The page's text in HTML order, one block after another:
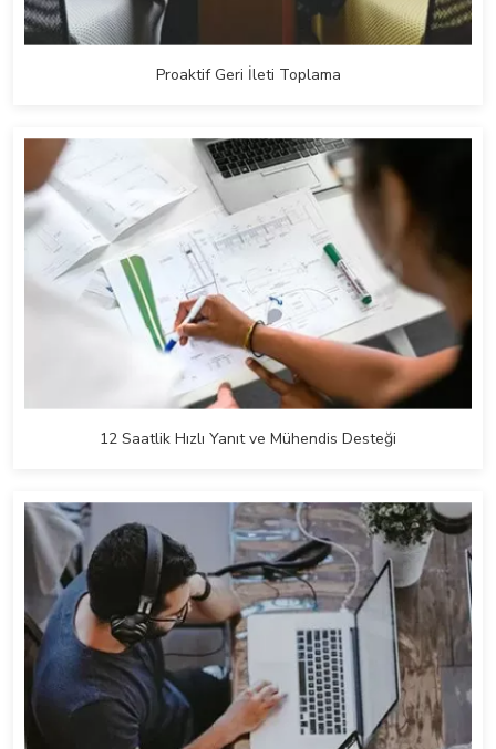
Proaktif Geri İleti Toplama
12 Saatlik Hızlı Yanıt ve Mühendis Desteği